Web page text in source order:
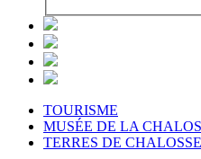
TOURISME
MUSÉE DE LA
TERRES DE CHALOSSE